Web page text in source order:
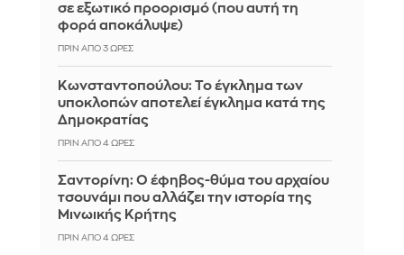
σε εξωτικό προορισμό (που αυτή τη
φορά αποκάλυψε)
ΠΡΙΝ ΑΠΌ 3 ΏΡΕΣ
Κωνσταντοπούλου: Το έγκλημα των
υποκλοπών αποτελεί έγκλημα κατά της
Δημοκρατίας
ΠΡΙΝ ΑΠΌ 4 ΏΡΕΣ
Σαντορίνη: Ο έφηβος-θύμα του αρχαίου
τσουνάμι που αλλάζει την ιστορία της
Μινωικής Κρήτης
ΠΡΙΝ ΑΠΌ 4 ΏΡΕΣ